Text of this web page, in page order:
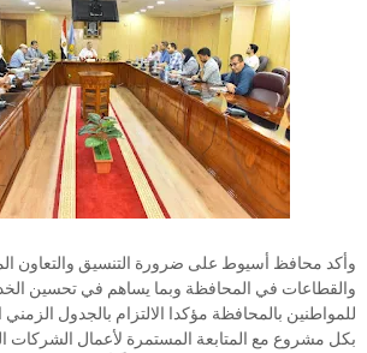
وأكد محافظ أسيوط على ضرورة التنسيق والتعاون
والقطاعات في المحافظة وبما يساهم في تحسين
للمواطنين بالمحافظة مؤكدا الالتزام بالجدول الزمني
بكل مشروع مع المتابعة المستمرة لأعمال الشركات